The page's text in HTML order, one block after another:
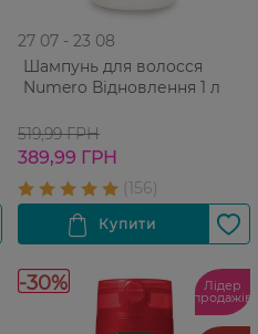
27 07 - 23 08
Шампунь для волосся
Numero Відновлення 1 л
519,99 ГРН
389,99 ГРН
-30% Лідер
продажів